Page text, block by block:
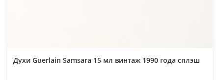
Духи Guerlain Samsara 15 мл винтаж 1990 года сплэш